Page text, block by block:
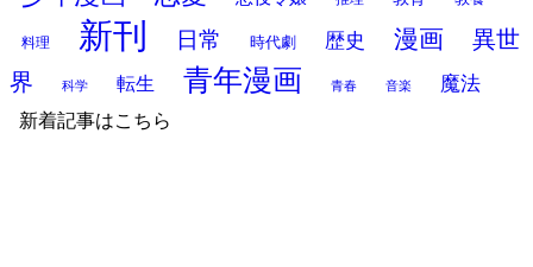
料理 新刊 日常 時代劇 歴史 漫画
異世
界
科学 転生 青年漫画 青春 音楽 魔法
新着記事はこちら